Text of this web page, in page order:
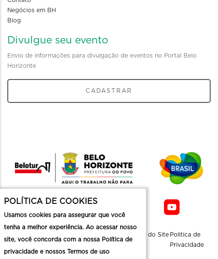
Negócios em BH
Blog
Divulgue seu evento
Envio de informações para divulgação de eventos no Portal Belo
Horizonte
CADASTRAR
Mapa do Site Politica de
Privacidade
POLÍTICA DE COOKIES
Usamos cookies para assegurar que você
tenha a melhor experiência. Ao acessar nosso
site, você concorda com a nossa Política de
privacidade e nossos Termos de uso